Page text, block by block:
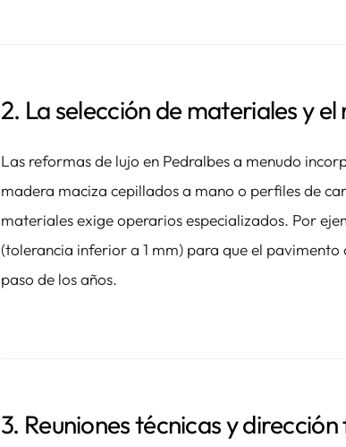
2. La selección de materiales y
Las reformas de lujo en Pedralbes a menudo
madera maciza cepillados a mano o perfiles de
materiales exige operarios especializados. Por
(tolerancia inferior a 1 mm) para que el
paso de los años.
3. Reuniones técnicas y